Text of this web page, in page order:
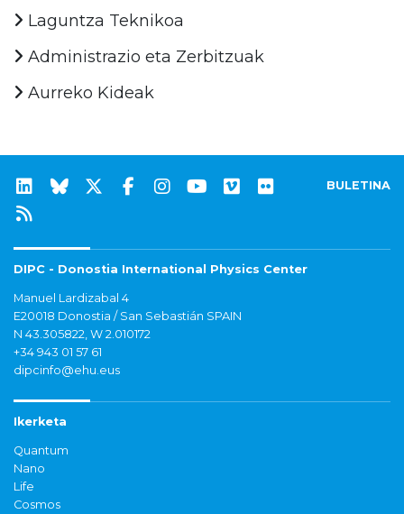
Laguntza Teknikoa
Administrazio eta Zerbitzuak
Aurreko Kideak
BULETINA
DIPC - Donostia International Physics Center
Manuel Lardizabal 4
E20018 Donostia / San Sebastián SPAIN
N 43.305822, W 2.010172
+34 943 01 57 61
dipcinfo@ehu.eus
Ikerketa
Quantum
Nano
Life
Cosmos